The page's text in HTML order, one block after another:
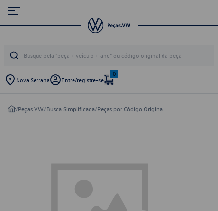
Nova Serrana Entre/registre-se
0
/Peças VW/Busca Simplificada/Peças por Código Original